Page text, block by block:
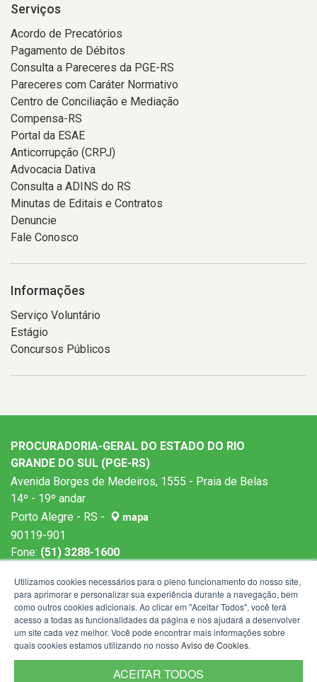
Serviços
Acordo de Precatórios
Pagamento de Débitos
Consulta a Pareceres da PGE-RS
Pareceres com Caráter Normativo
Centro de Conciliação e Mediação
Compensa-RS
Portal da ESAE
Anticorrupção (CRPJ)
Advocacia Dativa
Consulta a ADINS do RS
Minutas de Editais e Contratos
Denuncie
Fale Conosco
Informações
Serviço Voluntário
Estágio
Concursos Públicos
PROCURADORIA-GERAL DO ESTADO DO RIO
GRANDE DO SUL (PGE-RS)
Avenida Borges de Medeiros, 1555 - Praia de Belas
14º - 19º andar
Porto Alegre - RS -
mapa
90119-901
Fone: (51) 3288-1600
Utilizamos cookies necessários para o pleno funcionamento do nosso site,
para aprimorar e personalizar sua experiência durante a navegação, bem
como outros cookies adicionais. Ao clicar em "Aceitar Todos", você terá
acesso a todas as funcionalidades da página e nos ajudará a desenvolver
um site cada vez melhor. Você pode encontrar mais informações sobre
quais cookies estamos utilizando no nosso Aviso de Cookies.
ACEITAR TODOS